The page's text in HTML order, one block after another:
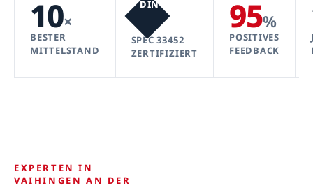
10×
BESTER
MITTELSTAND
DIN
SPEC 33452
ZERTIFIZIERT
95%
POSITIVES
FEEDBACK
EXPERTEN IN
VAIHINGEN AN DER